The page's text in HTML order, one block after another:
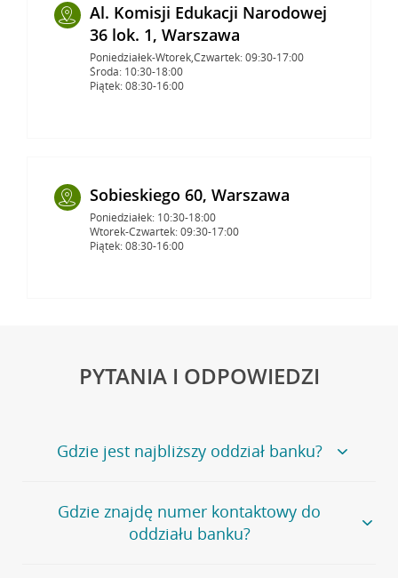
Al. Komisji Edukacji Narodowej
36 lok. 1, Warszawa
Poniedziałek-Wtorek,Czwartek: 09:30-17:00
Środa: 10:30-18:00
Piątek: 08:30-16:00
Sobieskiego 60, Warszawa
Poniedziałek: 10:30-18:00
Wtorek-Czwartek: 09:30-17:00
Piątek: 08:30-16:00
PYTANIA I ODPOWIEDZI
Gdzie jest najbliższy oddział banku?
Jeśli szukasz oddziału naszego banku, zapraszamy na
stronęPlacówki i bankomaty, na której znajduje się
wygodna wyszukiwarka.
Gdzie znajdę numer kontaktowy do
oddziału banku?